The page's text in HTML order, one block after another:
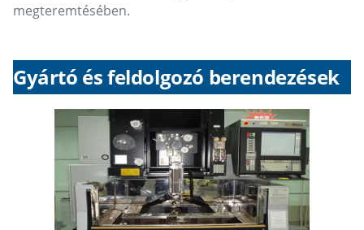
megteremtésében.
Gyártó és feldolgozó berendezések